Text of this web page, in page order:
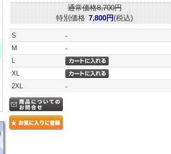
通常価格8,700円
特別価格 7,800円(税込)
S
-
M
-
L
XL
2XL
-